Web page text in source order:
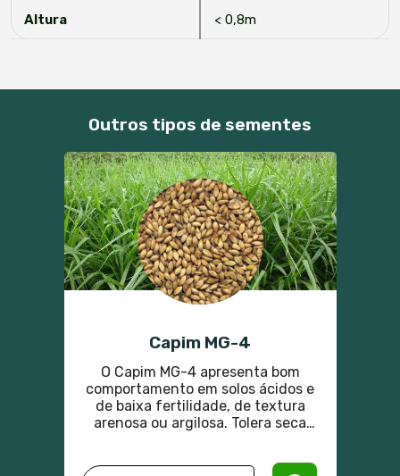
Altura < 0,8m
Outros tipos de sementes
Capim MG-4
O Capim MG-4 apresenta bom
comportamento em solos ácidos e
de baixa fertilidade, de textura
arenosa ou argilosa. Tolera seca